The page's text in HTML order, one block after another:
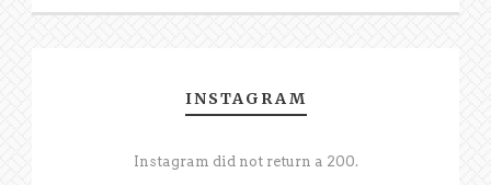
INSTAGRAM
Instagram did not return a 200.